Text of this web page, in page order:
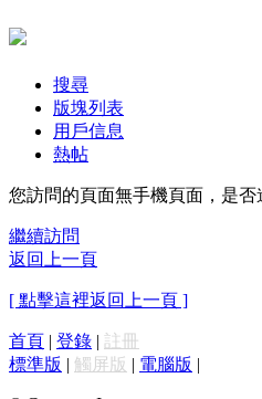
搜尋
版塊列表
用戶信息
熱帖
您訪問的頁面無手機頁面，是否
繼續訪問
返回上一頁
[ 點擊這裡返回上一頁 ]
首頁 | 登錄 | 註冊
標準版 | 觸屏版 | 電腦版 |